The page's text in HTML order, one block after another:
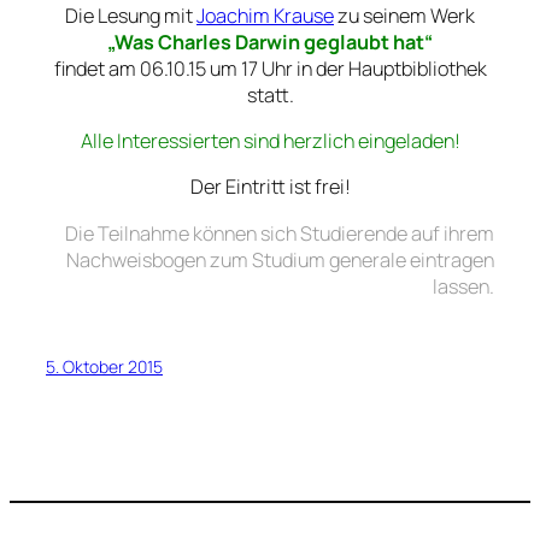
Die Lesung mitJoachim Krausezu seinem Werk
„Was Charles Darwin geglaubt hat“
findet am 06.10.15 um 17 Uhr in der Hauptbibliothek
statt.
Alle Interessierten sind herzlich eingeladen!
Der Eintritt ist frei!
Die Teilnahme können sich Studierende auf ihrem
Nachweisbogen zum Studium generale eintragen
lassen.
5. Oktober 2015